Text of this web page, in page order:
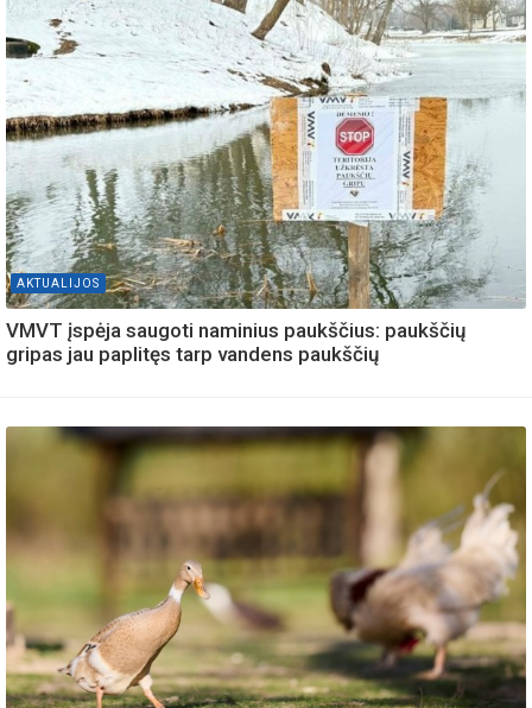
AKTUALIJOS
VMVT įspėja saugoti naminius paukščius: paukščių
gripas jau paplitęs tarp vandens paukščių